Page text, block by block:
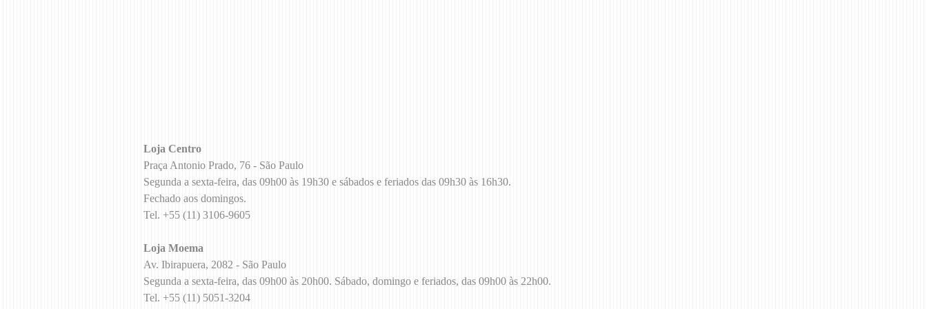
Loja Centro
Praça Antonio Prado, 76 - São Paulo
Segunda a sexta-feira, das 09h00 às 19h30 e sábados e feriados das 09h30 às 16h30.
Fechado aos domingos.
Tel. +55 (11) 3106-9605
Loja Moema
Av. Ibirapuera, 2082 - São Paulo
Segunda a sexta-feira, das 09h00 às 20h00. Sábado, domingo e feriados, das 09h00 às 22h00.
Tel. +55 (11) 5051-3204